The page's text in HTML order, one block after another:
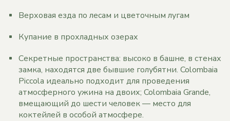
Верховая езда по лесам и цветочным лугам
Купание в прохладных озерах
Секретные пространства: высоко в башне, в стенах
замка, находятся две бывшие голубятни. Colombaia
Piccola идеально подходит для проведения
атмосферного ужина на двоих; Colombaia Grande,
вмещающий до шести человек — место для
коктейлей в особой атмосфере.